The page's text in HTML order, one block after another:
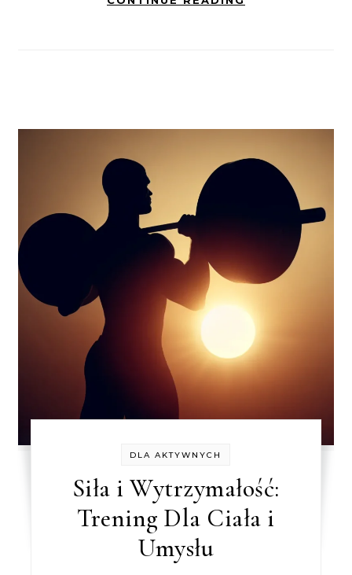
DLA AKTYWNYCH
Siła i Wytrzymałość:
Trening Dla Ciała i
Umysłu